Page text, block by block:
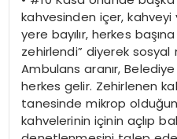
kahvesinden içer, kahveyi
yere bayılır, herkes
zehirlendi” diyerek sosyal
Ambulans aranır, Belediye
herkes gelir. Zehirlenen
tanesinde mikrop
kahvelerinin içinin açlıp